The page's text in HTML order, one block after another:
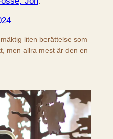
liten berättelse som
men allra mest är den en